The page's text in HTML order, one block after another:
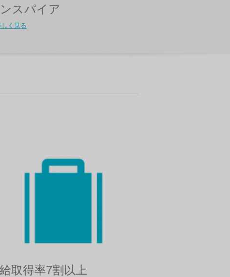
スパイア
しく見る
取得率7割以上​